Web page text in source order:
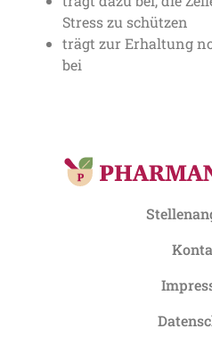
Stress zu schützen
trägt zur Erhaltung
bei